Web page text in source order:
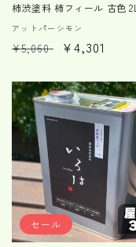
柿渋塗料 柿フィール 古色 2L
販
売
アットパーシモン
通
価
格
¥5,060
セ
ル
価
格
¥4,301
セール